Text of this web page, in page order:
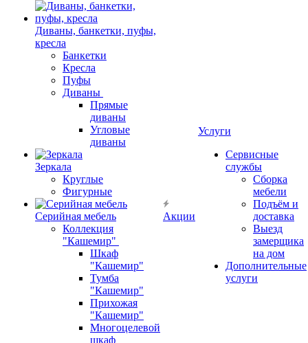
Диваны, банкетки, пуфы,
кресла
Банкетки
Кресла
Пуфы
Диваны
Прямые
диваны
Угловые
диваны
Зеркала
Круглые
Фигурные
Серийная мебель
Коллекция
"Кашемир"
Шкаф
"Кашемир"
Тумба
"Кашемир"
Прихожая
"Кашемир"
Многоцелевой
шкаф
Акции
Услуги
Сервисные
службы
Сборка
мебели
Подъём и
доставка
Выезд
замерщика
на дом
Дополнительные
услуги